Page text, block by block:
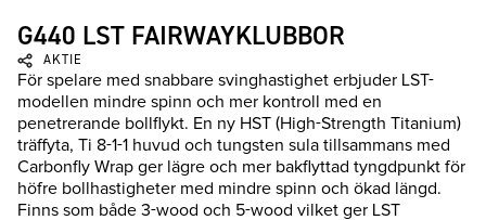
G440 LST FAIRWAYKLUBBOR
AKTIE
För spelare med snabbare svinghastighet erbjuder LST-
modellen mindre spinn och mer kontroll med en
penetrerande bollflykt. En ny HST (High-Strength Titanium)
träffyta, Ti 8-1-1 huvud och tungsten sula tillsammans med
Carbonfly Wrap ger lägre och mer bakflyttad tyngdpunkt för
höfre bollhastigheter med mindre spinn och ökad längd.
Finns som både 3-wood och 5-wood vilket ger LST